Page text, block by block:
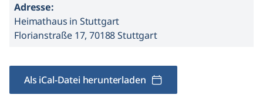
Adresse:
Heimathaus in Stuttgart
Florianstraße 17, 70188 Stuttgart
Als iCal-Datei herunterladen